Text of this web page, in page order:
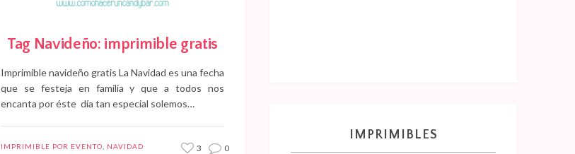
Tag Navideño: imprimible gratis
Imprimible navideño gratis La Navidad es una fecha
que se festeja en familia y que a todos nos
encanta por éste día tan especial solemos…
IMPRIMIBLE POR EVENTO NAVIDAD 3 0
IMPRIMIBLES